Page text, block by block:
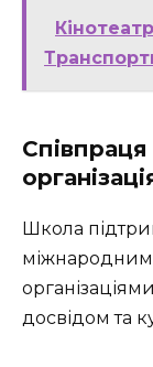
Школа
досвідом та